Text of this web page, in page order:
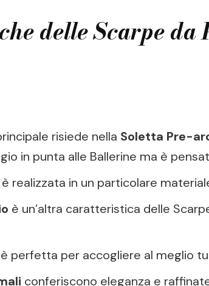
delle Scarpe da
risiede nella Soletta Pre-
in punta alle Ballerine ma è
realizzata in un particolare
è un’altra caratteristica delle
perfetta per accogliere al meglio
conferiscono eleganza e